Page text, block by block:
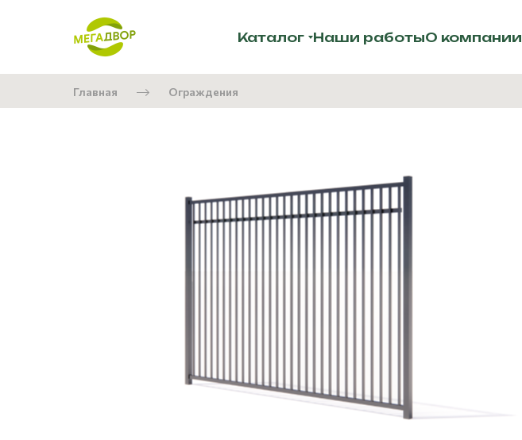
Каталог Наши работыО компании
Главная Ограждения